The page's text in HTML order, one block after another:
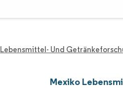
Lebensmittel- Und
Mexiko